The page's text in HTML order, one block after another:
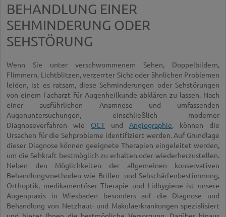
BEHANDLUNG EINER
SEHMINDERUNG ODER
SEHSTÖRUNG
Wenn Sie unter verschwommenem Sehen, Doppelbildern,
Flimmern, Lichtblitzen, verzerrter Sicht oder ähnlichen Problemen
leiden, ist es ratsam, diese Sehminderungen oder Sehstörungen
von einem Facharzt für Augenheilkunde abklären zu lassen. Nach
einer ausführlichen Anamnese und umfassenden
Augenuntersuchungen, einschließlich moderner
Diagnoseverfahren wie OCT und Angiographie, können die
Ursachen für die Sehprobleme identifiziert werden. Auf Grundlage
dieser Diagnose können geeignete Therapien eingeleitet werden,
um die Sehkraft bestmöglich zu erhalten oder wiederherzustellen.
Neben den Möglichkeiten der allgemeinen konservativen
Behandlungsmethoden wie Brillen- und Sehschärfenbestimmung,
Orthoptik, medikamentöser Therapie und Lidhygiene ist unsere
Augenpraxis in Wiesbaden besonders auf die Diagnose und
Behandlung von Netzhaut- und Makulaerkrankungen spezialisiert